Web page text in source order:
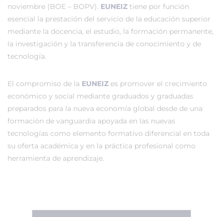
noviembre (BOE – BOPV). EUNEIZ tiene por función
esencial la prestación del servicio de la educación superior
mediante la docencia, el estudio, la formación permanente,
la investigación y la transferencia de conocimiento y de
tecnología.
El compromiso de la EUNEIZ es promover el crecimiento
económico y social mediante graduados y graduadas
preparados para la nueva economía global desde de una
formación de vanguardia apoyada en las nuevas
tecnologías como elemento formativo diferencial en toda
su oferta académica y en la práctica profesional como
herramienta de aprendizaje.